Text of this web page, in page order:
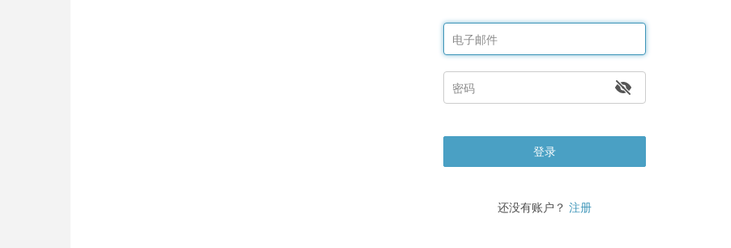
登录
还没有账户？ 注册